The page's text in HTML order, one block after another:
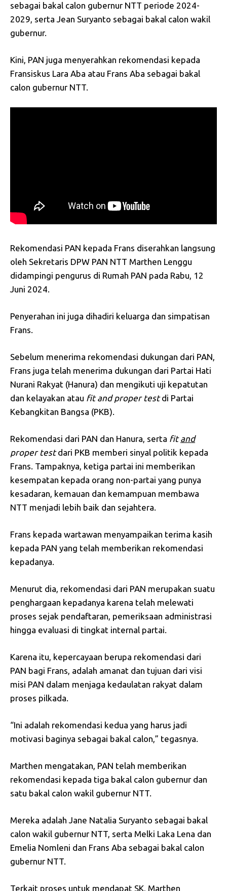
sebagai bakal calon gubernur NTT periode 2024-
2029, serta Jean Suryanto sebagai bakal calon wakil
gubernur.
Kini, PAN juga menyerahkan rekomendasi kepada
Fransiskus Lara Aba atau Frans Aba sebagai bakal
calon gubernur NTT.
Rekomendasi PAN kepada Frans diserahkan langsung
oleh Sekretaris DPW PAN NTT Marthen Lenggu
didampingi pengurus di Rumah PAN pada Rabu, 12
Juni 2024.
Penyerahan ini juga dihadiri keluarga dan simpatisan
Frans.
Sebelum menerima rekomendasi dukungan dari PAN,
Frans juga telah menerima dukungan dari Partai Hati
Nurani Rakyat (Hanura) dan mengikuti uji kepatutan
dan kelayakan atau fit and proper testdi Partai
Kebangkitan Bangsa (PKB).
Rekomendasi dari PAN dan Hanura, serta fit and
proper testdari PKB memberi sinyal politik kepada
Frans. Tampaknya, ketiga partai ini memberikan
kesempatan kepada orang non-partai yang punya
kesadaran, kemauan dan kemampuan membawa
NTT menjadi lebih baik dan sejahtera.
Frans kepada wartawan menyampaikan terima kasih
kepada PAN yang telah memberikan rekomendasi
kepadanya.
Menurut dia, rekomendasi dari PAN merupakan suatu
penghargaan kepadanya karena telah melewati
proses sejak pendaftaran, pemeriksaan administrasi
hingga evaluasi di tingkat internal partai.
Karena itu, kepercayaan berupa rekomendasi dari
PAN bagi Frans, adalah amanat dan tujuan dari visi
misi PAN dalam menjaga kedaulatan rakyat dalam
proses pilkada.
“Ini adalah rekomendasi kedua yang harus jadi
motivasi baginya sebagai bakal calon,” tegasnya.
Marthen mengatakan, PAN telah memberikan
rekomendasi kepada tiga bakal calon gubernur dan
satu bakal calon wakil gubernur NTT.
Mereka adalah Jane Natalia Suryanto sebagai bakal
calon wakil gubernur NTT, serta Melki Laka Lena dan
Emelia Nomleni dan Frans Aba sebagai bakal calon
gubernur NTT.
Terkait proses untuk mendapat SK, Marthen